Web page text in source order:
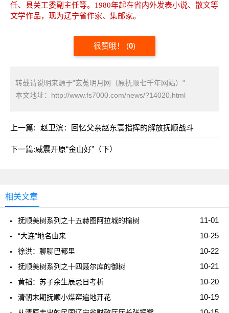
任、县关工委副主任等。1980年起在省内外发表小说、散文等
文学作品，现为辽宁省作家、集邮家。
很赞哦！ (0)
转载请说明来源于"玄菟明月网（原抚顺七千年网站）"
本文地址： http://www.fs7000.com/news/?14020.html
上一篇: 赵卫滨：回忆父亲赵东寰指挥的解放抚顺战斗
下一篇:威震开原“金山好”（下）
相关文章
11-01
抚顺美树系列之十五赫图阿拉城的榆树
10-25
“大连”地名由来
10-22
徐洪：聊聊巴都里
10-21
抚顺美树系列之十四聂尔库的御树
10-20
黄韬：苏子余生辰忌日考析
10-19
清朝末期抚顺小煤窑遍地开花